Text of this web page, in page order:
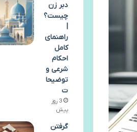
دبر زن
چیست؟
|
راهنمای
کامل
احکام
شرعی و
توضیحا
ت
3 روز
پیش
گرفتن